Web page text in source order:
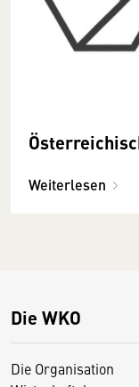
Weiterlesen
Die WKO
Die Organisation